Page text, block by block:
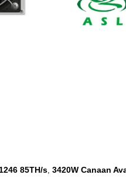
85TH/s, 3420W Canaan